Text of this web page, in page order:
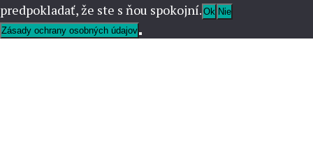
predpokladať, že ste s ňou spokojní. Ok Nie
Zásady ochrany osobných údajov